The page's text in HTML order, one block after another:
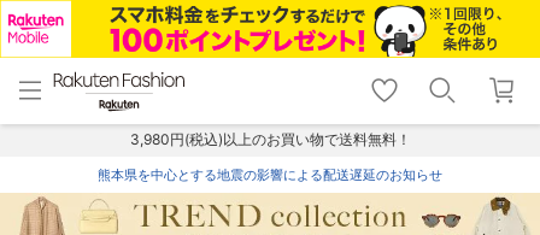
menu home
トップ
shopping_cart lock_outline
ログイン
3,980円(税込)以上のお買い物で送料無料！
熊本県を中心とする地震の影響による配送遅延のお知らせ